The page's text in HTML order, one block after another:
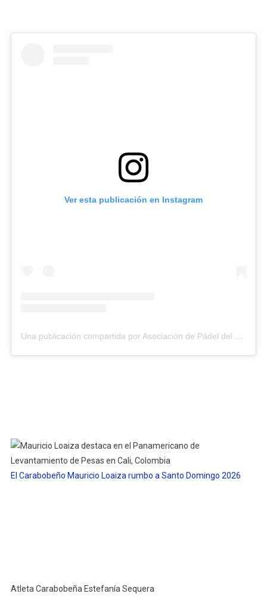
Ver esta publicación en Instagram
Una publicación compartida por Asociación de Pádel del Estado Carabobo (@asopadelcarabobo)
El Carabobeño Mauricio Loaiza rumbo a Santo Domingo 2026
Atleta Carabobeña Estefanía Sequera